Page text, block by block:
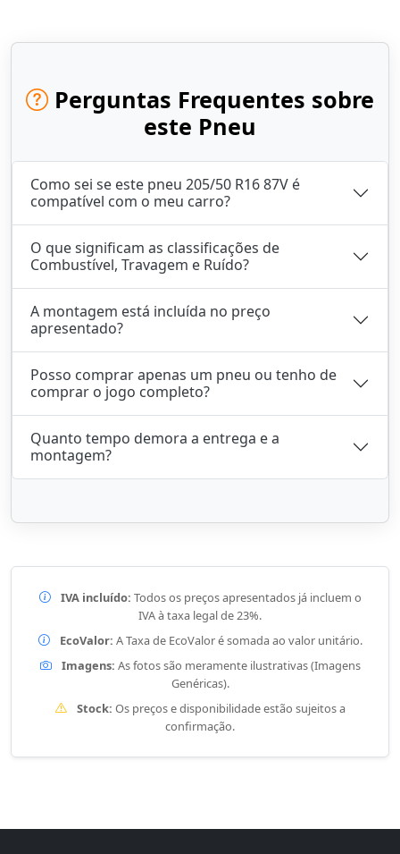
Perguntas Frequentes sobre
este Pneu
Como sei se este pneu 205/50 R16 87V é
compatível com o meu carro?
O que significam as classificações de
Combustível, Travagem e Ruído?
A montagem está incluída no preço
apresentado?
Posso comprar apenas um pneu ou tenho de
comprar o jogo completo?
Quanto tempo demora a entrega e a
montagem?
IVA incluído: Todos os preços apresentados já incluem o
IVA à taxa legal de 23%.
EcoValor: A Taxa de EcoValor é somada ao valor unitário.
Imagens: As fotos são meramente ilustrativas (Imagens
Genéricas).
Stock: Os preços e disponibilidade estão sujeitos a
confirmação.